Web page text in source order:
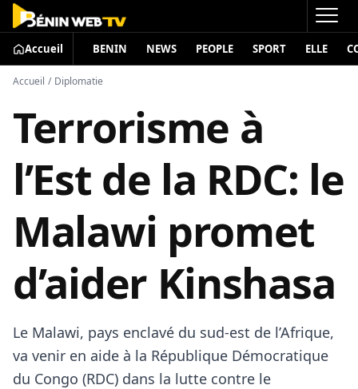
Accueil BENIN NEWS PEOPLE SPORT ELLE
Accueil / Diplomatie
Terrorisme à
l’Est de la RDC: le
Malawi promet
d’aider Kinshasa
Le Malawi, pays enclavé du sud-est de l’Afrique,
va venir en aide à la République Démocratique
du Congo (RDC) dans la lutte contre le